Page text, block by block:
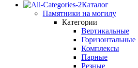
Каталог
Памятники на могилу
Категории
Вертикальные
Горизонтальные
Комплексы
Парные
Резные